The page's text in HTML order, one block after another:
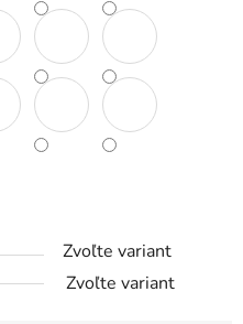
Zvoľte variant
Zvoľte variant